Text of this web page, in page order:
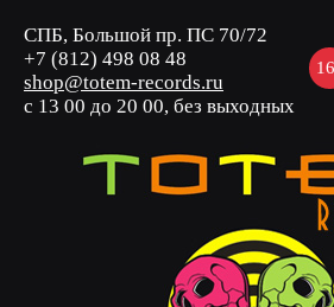
СПБ, Большой пр. ПС 70/72
+7 (812) 498 08 48
shop@totem-records.ru
с 13 00 до 20 00, без выходных